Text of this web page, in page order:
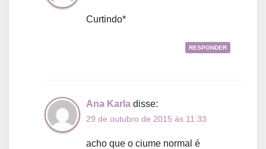
Curtindo*
RESPONDER
Ana Karla disse:
29 de outubro de 2015 às 11:33
acho que o ciume normal é